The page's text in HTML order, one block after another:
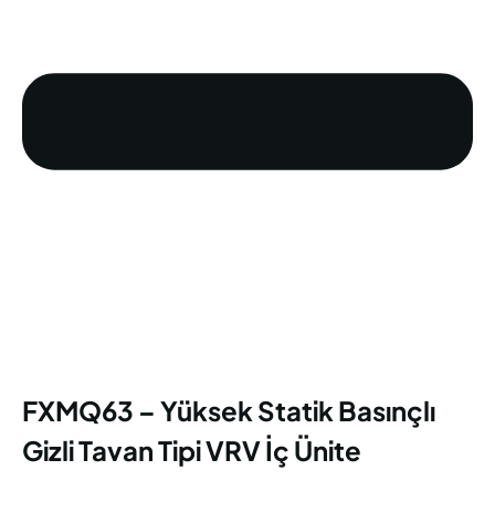
FXMQ63 – Yüksek Statik Basınçlı
Gizli Tavan Tipi VRV İç Ünite